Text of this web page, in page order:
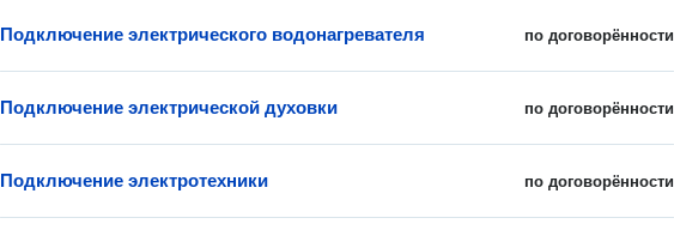
по договорённости
Подключение электрического водонагревателя
по договорённости
Подключение электрической духовки
по договорённости
Подключение электротехники